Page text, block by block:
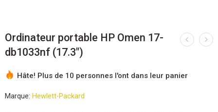
Ordinateur portable HP Omen 17-
db1033nf (17.3″)
Hâte! Plus de 10 personnes l'ont dans leur panier
Marque: Hewlett-Packard